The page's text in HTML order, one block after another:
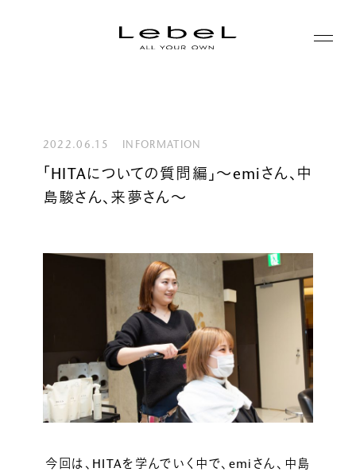
コンセプト
ヒストリー
シリーズ一覧
LABORATORY
ルベルの研究開発
研究情報
SALON LIST
for SALON
2022.06.15 INFORMATION
「HITAについての質問編」～emiさん、中
島駿さん、来夢さん～
今回は、HITAを学んでいく中で、emiさん、中島